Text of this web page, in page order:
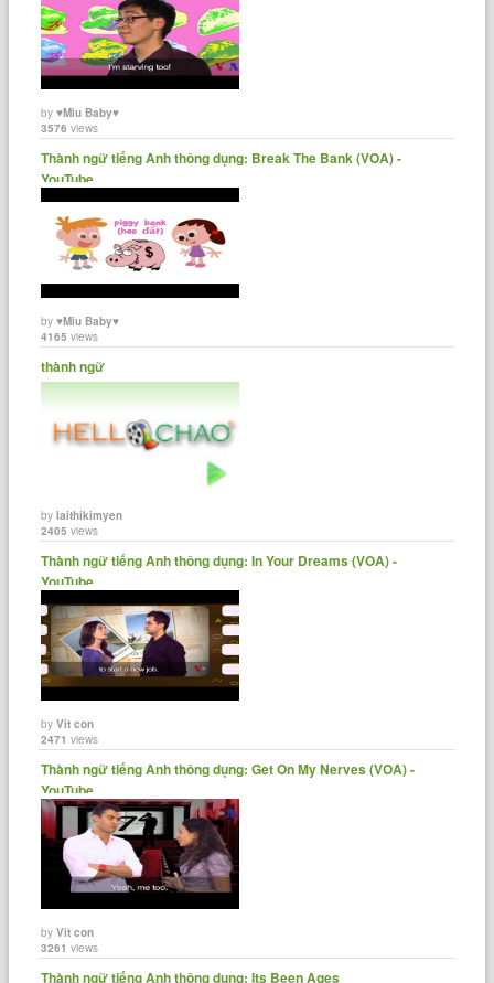
by♥Miu Baby♥
3576 views
Thành ngữ tiếng Anh thông dụng: Break The Bank (VOA) -
YouTube
by♥Miu Baby♥
4165 views
thành ngữ
bylaithikimyen
2405 views
Thành ngữ tiếng Anh thông dụng: In Your Dreams (VOA) -
YouTube
byVit con
2471 views
Thành ngữ tiếng Anh thông dụng: Get On My Nerves (VOA) -
YouTube
byVit con
3261 views
Thành ngữ tiếng Anh thông dụng: Its Been Ages